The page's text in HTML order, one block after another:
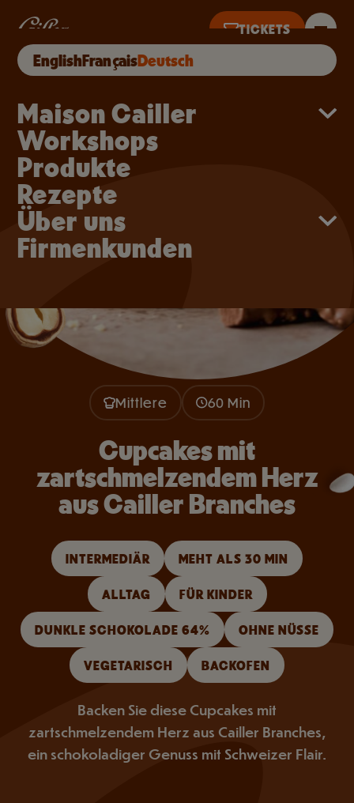
Cupcakes mit
EnglishFrançaisDeutsch
Maison Cailler
Workshops
Produkte
Rezepte
Über uns
Firmenkunden
TICKETS
UHR · LETZTER TICKETVERKAUF 17 UHR
Mittlere 60 Min
Cupcakes mit
zartschmelzendem Herz
aus Cailler Branches
INTERMEDIÄR MEHT ALS 30 MIN
ALLTAG FÜR KINDER
DUNKLE SCHOKOLADE 64% OHNE NÜSSE
VEGETARISCH BACKOFEN
Backen Sie diese Cupcakes mit
zartschmelzendem Herz aus Cailler Branches,
ein schokoladiger Genuss mit Schweizer Flair.